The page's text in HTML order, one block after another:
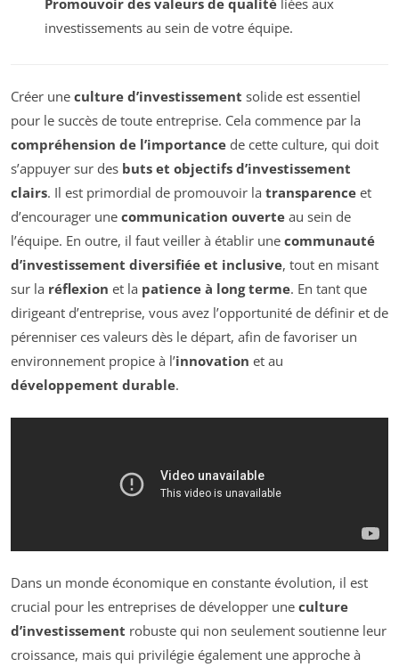
investissements au sein de votre équipe.
Créer une culture d’investissement solide est essentiel
pour le succès de toute entreprise. Cela commence par la
compréhension de l’importance de cette culture, qui doit
s’appuyer sur des buts et objectifs d’investissement
clairs. Il est primordial de promouvoir la transparence et
d’encourager une communication ouverte au sein de
l’équipe. En outre, il faut veiller à établir une communauté
d’investissement diversifiée et inclusive, tout en misant
sur la réflexion et la patience à long terme. En tant que
dirigeant d’entreprise, vous avez l’opportunité de définir et de
pérenniser ces valeurs dès le départ, afin de favoriser un
environnement propice à l’innovation et au
développement durable.
Dans un monde économique en constante évolution, il est
crucial pour les entreprises de développer une culture
d’investissement robuste qui non seulement soutienne leur
croissance, mais qui privilégie également une approche à